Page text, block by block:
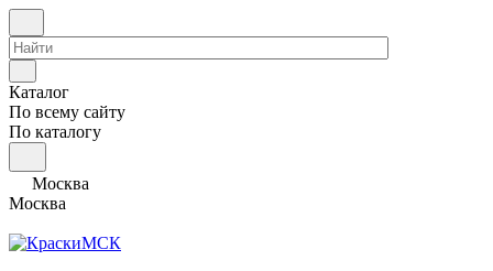
Каталог
По всему сайту
По каталогу
Москва
Москва